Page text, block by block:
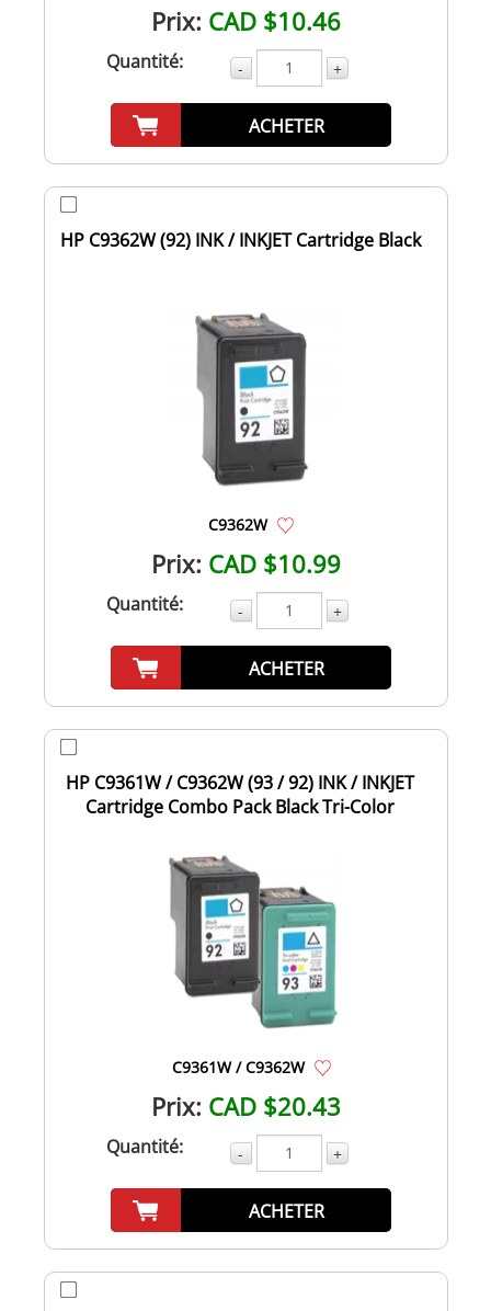
Prix: CAD $10.46
Quantité: - +
ACHETER
HP C9362W (92) INK / INKJET Cartridge Black
C9362W
Prix: CAD $10.99
Quantité: - +
ACHETER
HP C9361W / C9362W (93 / 92) INK / INKJET
Cartridge Combo Pack Black Tri-Color
C9361W / C9362W
Prix: CAD $20.43
Quantité: - +
ACHETER